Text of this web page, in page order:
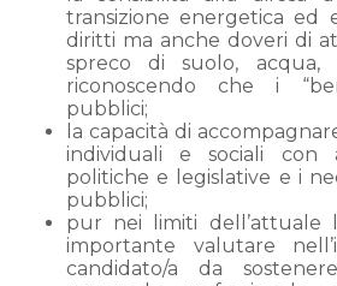
transizione energetica ed
diritti ma anche doveri di
spreco di suolo, acqua,
riconoscendo che i
pubblici;
la capacità di
individuali e sociali con
politiche e legislative e i
pubblici;
pur nei limiti dell’attuale
importante valutare
candidato/a da